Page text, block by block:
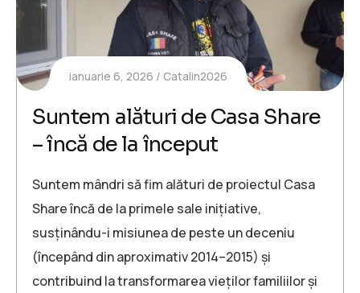
ianuarie 6, 2026 Catalin2026
Suntem alături de Casa Share
– încă de la început
Suntem mândri să fim alături de proiectul Casa
Share încă de la primele sale inițiative,
susținându-i misiunea de peste un deceniu
(începând din aproximativ 2014–2015) și
contribuind la transformarea vieților familiilor și